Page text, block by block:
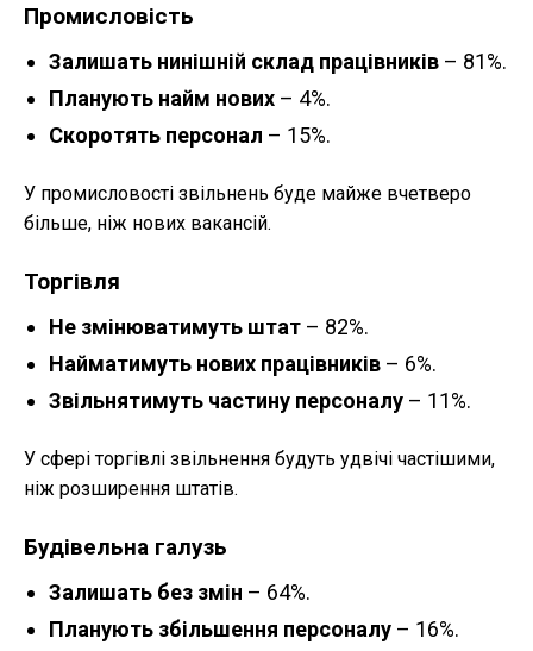
Промисловість
Залишать нинішній склад працівників – 81%.
Планують найм нових – 4%.
Скоротять персонал – 15%.
У промисловості звільнень буде майже вчетверо
більше, ніж нових вакансій.
Торгівля
Не змінюватимуть штат – 82%.
Найматимуть нових працівників – 6%.
Звільнятимуть частину персоналу – 11%.
У сфері торгівлі звільнення будуть удвічі частішими,
ніж розширення штатів.
Будівельна галузь
Залишать без змін – 64%.
Планують збільшення персоналу – 16%.